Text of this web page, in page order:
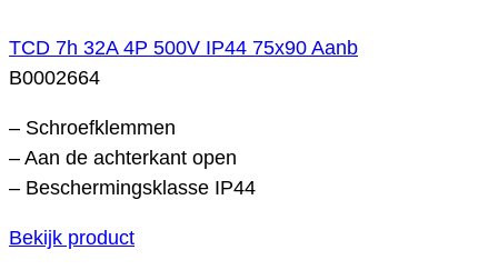
TCD 7h 32A 4P 500V IP44 75x90 Aanb
B0002664
– Schroefklemmen
– Aan de achterkant open
– Beschermingsklasse IP44
Bekijk product